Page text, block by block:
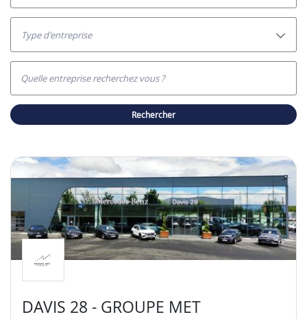
Type d'entreprise
Quelle entreprise recherchez vous ?
rechercher
DAVIS 28 - GROUPE MET